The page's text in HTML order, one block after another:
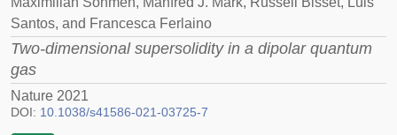
Santos, and Francesca Ferlaino
Two-dimensional supersolidity in a dipolar quantum
gas
Nature 2021
DOI: 10.1038/s41586-021-03725-7